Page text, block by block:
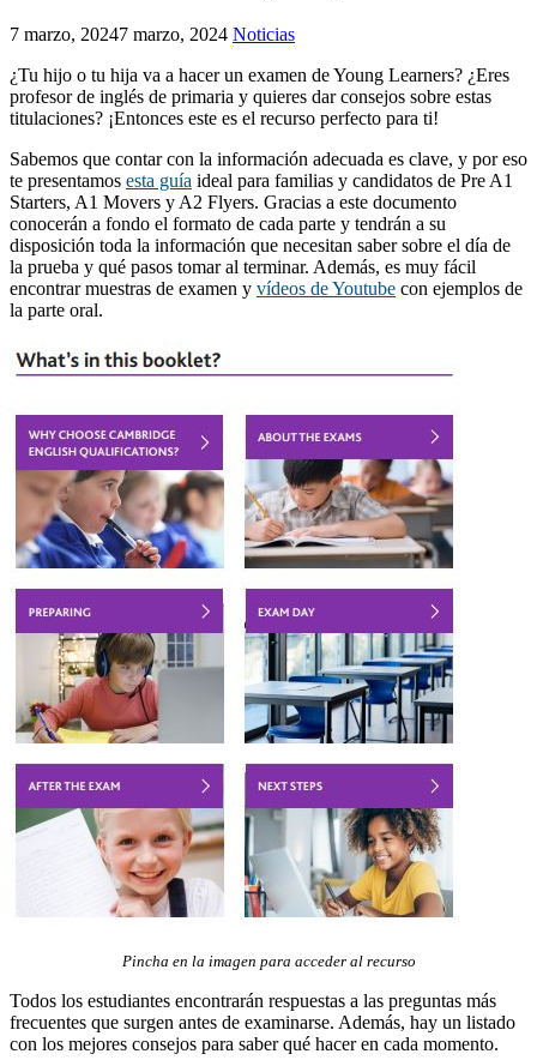
7 marzo, 20247 marzo, 2024 Noticias
¿Tu hijo o tu hija va a hacer un examen de Young Learners? ¿Eres
profesor de inglés de primaria y quieres dar consejos sobre estas
titulaciones? ¡Entonces este es el recurso perfecto para ti!
Sabemos que contar con la información adecuada es clave, y por eso
te presentamos esta guía ideal para familias y candidatos de Pre A1
Starters, A1 Movers y A2 Flyers. Gracias a este documento
conocerán a fondo el formato de cada parte y tendrán a su
disposición toda la información que necesitan saber sobre el día de
la prueba y qué pasos tomar al terminar. Además, es muy fácil
encontrar muestras de examen y vídeos de Youtube con ejemplos de
la parte oral.
Pincha en la imagen para acceder al recurso
Todos los estudiantes encontrarán respuestas a las preguntas más
frecuentes que surgen antes de examinarse. Además, hay un listado
con los mejores consejos para saber qué hacer en cada momento.